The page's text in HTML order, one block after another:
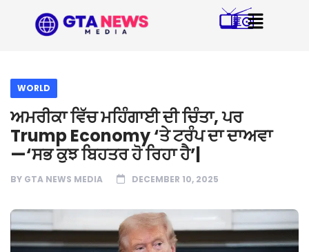
WORLD
ਅਮਰੀਕਾ ਵਿੱਚ ਮਹਿੰਗਾਈ ਦੀ ਚਿੰਤਾ, ਪਰ
Trump Economy ‘ਤੇ ਟਰੰਪ ਦਾ ਦਾਅਵਾ
—‘ਸਭ ਕੁਝ ਬਿਹਤਰ ਹੋ ਰਿਹਾ ਹੈ’|
BY GTA NEWS MEDIA DECEMBER 10, 2025